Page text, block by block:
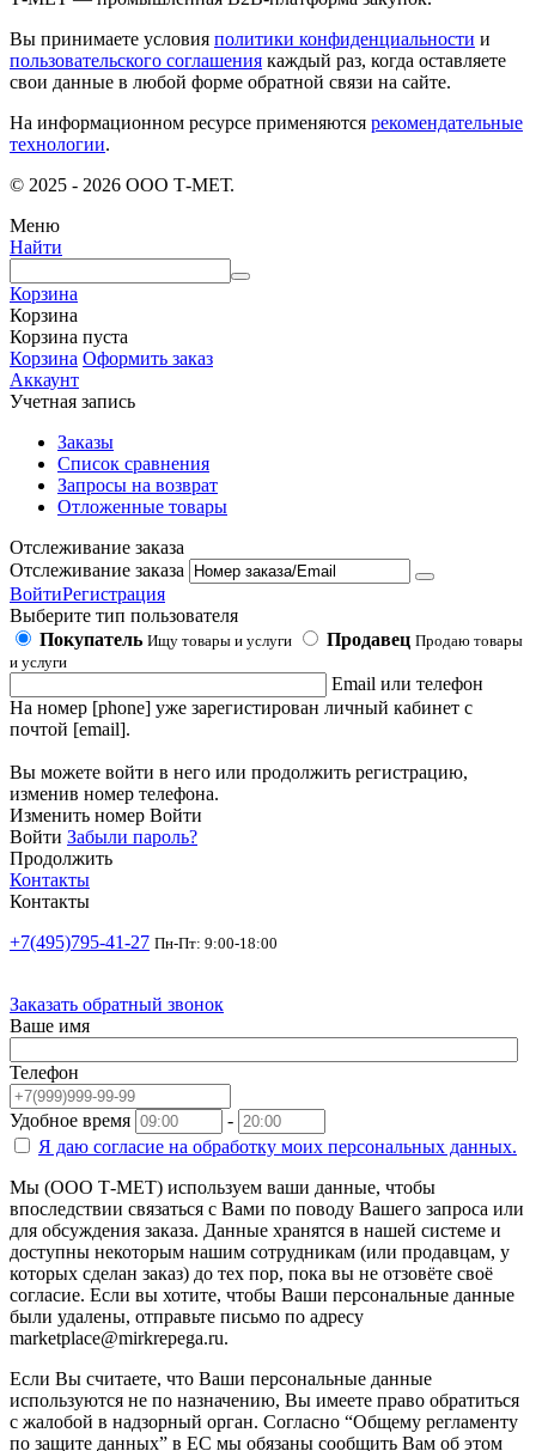
Вы принимаете условия политики конфиденциальности и
пользовательского соглашения каждый раз, когда оставляете
свои данные в любой форме обратной связи на сайте.
На информационном ресурсе применяются рекомендательные
технологии.
© 2025 - 2026 ООО Т-МЕТ.
Меню
Найти
Корзина
Корзина
Корзина пуста
Корзина Оформить заказ
Аккаунт
Учетная запись
Заказы
Список сравнения
Запросы на возврат
Отложенные товары
Отслеживание заказа
Отслеживание заказа
ВойтиРегистрация
Выберите тип пользователя
Покупатель Ищу товары и услуги Продавец Продаю товары
и услуги
Email или телефон
На номер [phone] уже зарегистирован личный кабинет с
почтой [email].
Вы можете войти в него или продолжить регистрацию,
изменив номер телефона.
Изменить номер Войти
Войти Забыли пароль?
Продолжить
Контакты
Контакты
+7(495)795-41-27 Пн-Пт: 9:00-18:00
Заказать обратный звонок
Ваше имя
Телефон
Удобное время
-
Я даю согласие на обработку моих персональных данных.
Мы (ООО Т-МЕТ) используем ваши данные, чтобы
впоследствии связаться с Вами по поводу Вашего запроса или
для обсуждения заказа. Данные хранятся в нашей системе и
доступны некоторым нашим сотрудникам (или продавцам, у
которых сделан заказ) до тех пор, пока вы не отзовёте своё
согласие. Если вы хотите, чтобы Ваши персональные данные
были удалены, отправьте письмо по адресу
marketplace@mirkrepega.ru.
Если Вы считаете, что Ваши персональные данные
используются не по назначению, Вы имеете право обратиться
с жалобой в надзорный орган. Согласно “Общему регламенту
по защите данных” в ЕС мы обязаны сообщить Вам об этом